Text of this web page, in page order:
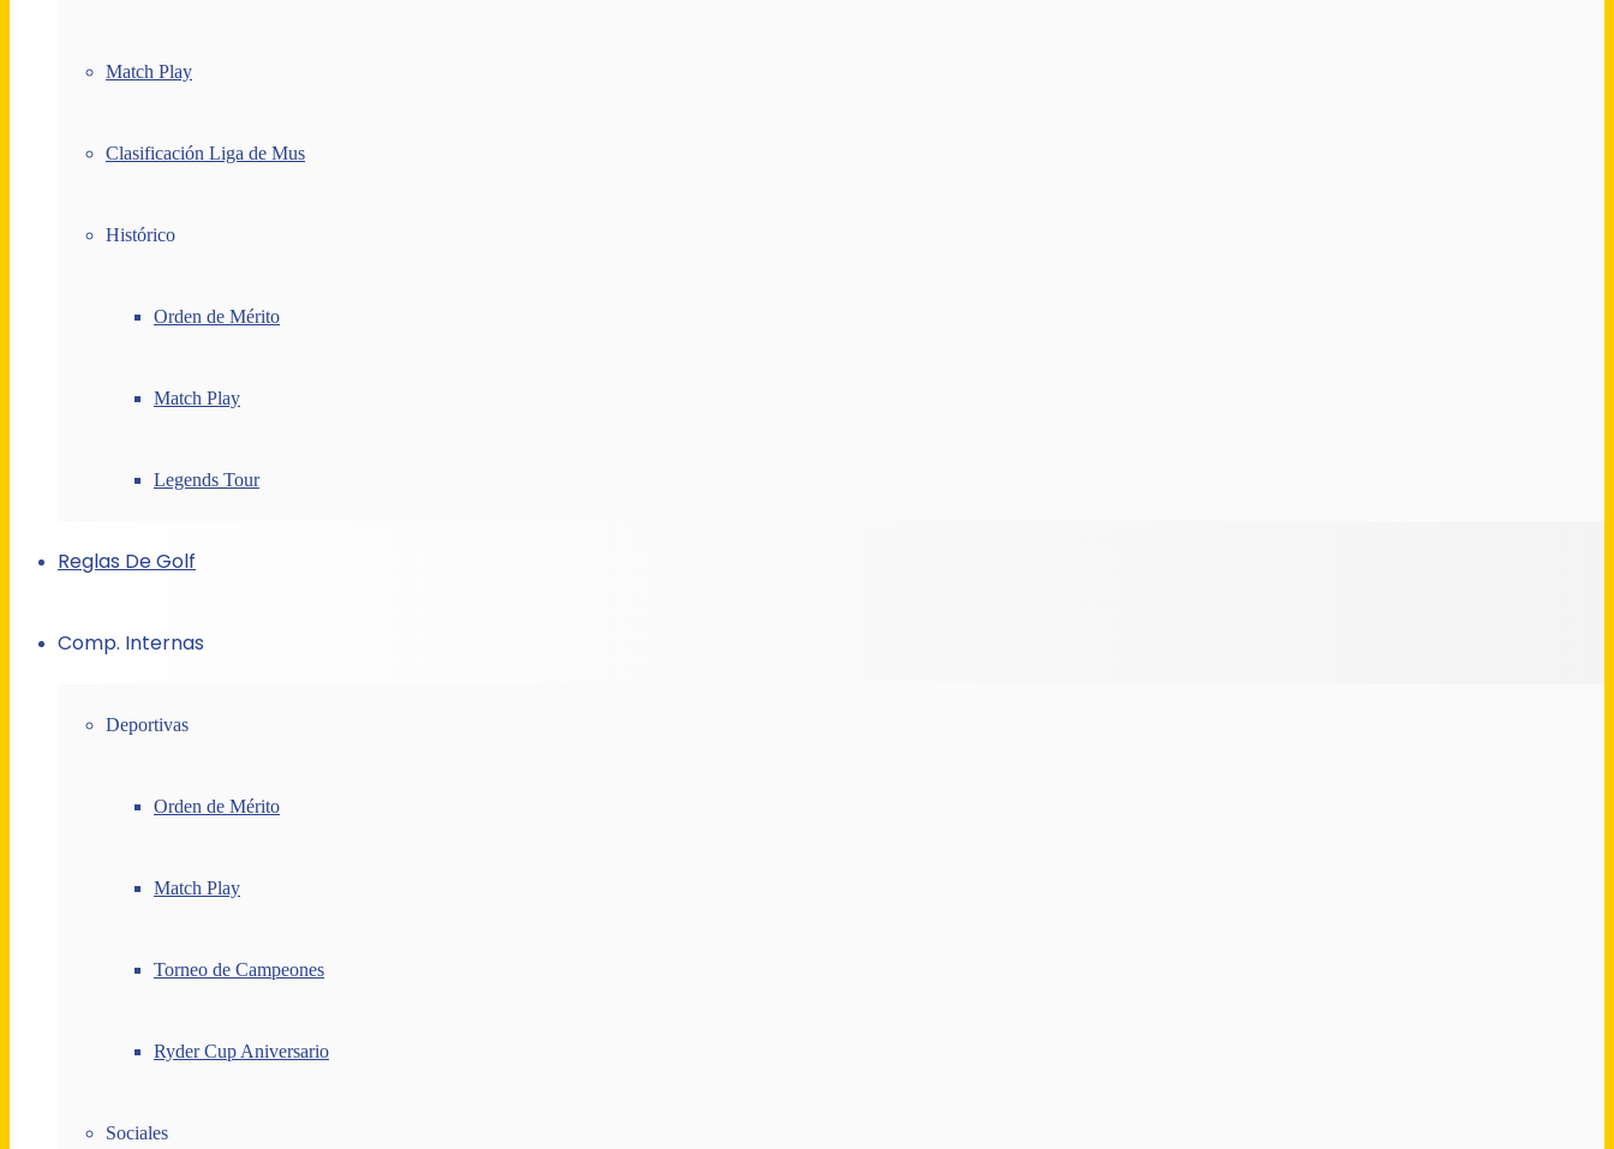
Match Play
Clasificación Liga de Mus
Histórico
Orden de Mérito
Match Play
Legends Tour
Reglas De Golf
Comp. Internas
Deportivas
Orden de Mérito
Match Play
Torneo de Campeones
Ryder Cup Aniversario
Sociales